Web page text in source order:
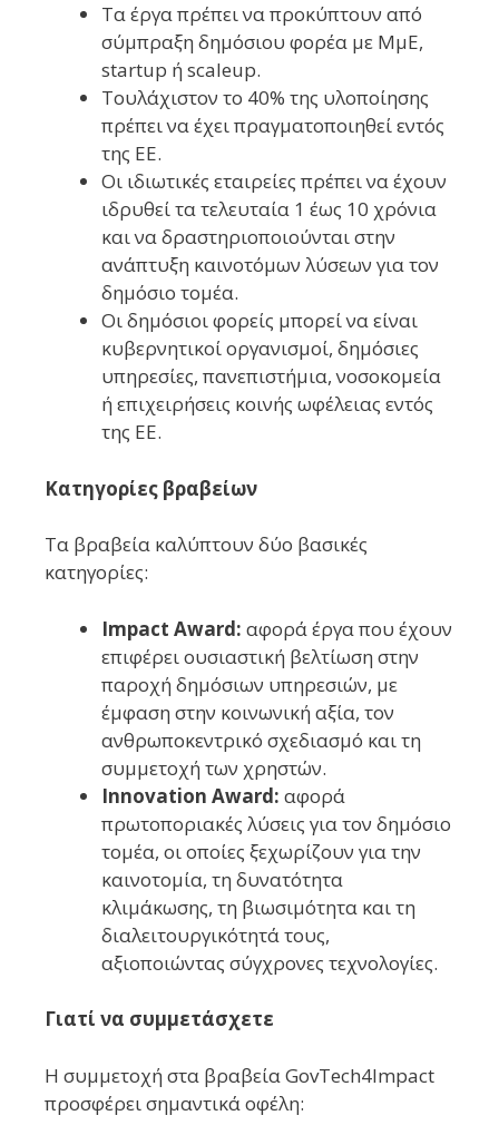
Τα έργα πρέπει να προκύπτουν από
σύμπραξη δημόσιου φορέα με ΜμΕ,
startup ή scaleup.
Τουλάχιστον το 40% της υλοποίησης
πρέπει να έχει πραγματοποιηθεί εντός
της ΕΕ.
Οι ιδιωτικές εταιρείες πρέπει να έχουν
ιδρυθεί τα τελευταία 1 έως 10 χρόνια
και να δραστηριοποιούνται στην
ανάπτυξη καινοτόμων λύσεων για τον
δημόσιο τομέα.
Οι δημόσιοι φορείς μπορεί να είναι
κυβερνητικοί οργανισμοί, δημόσιες
υπηρεσίες, πανεπιστήμια, νοσοκομεία
ή επιχειρήσεις κοινής ωφέλειας εντός
της ΕΕ.
Κατηγορίες βραβείων
Τα βραβεία καλύπτουν δύο βασικές
κατηγορίες:
Impact Award: αφορά έργα που έχουν
επιφέρει ουσιαστική βελτίωση στην
παροχή δημόσιων υπηρεσιών, με
έμφαση στην κοινωνική αξία, τον
ανθρωποκεντρικό σχεδιασμό και τη
συμμετοχή των χρηστών.
Innovation Award: αφορά
πρωτοποριακές λύσεις για τον δημόσιο
τομέα, οι οποίες ξεχωρίζουν για την
καινοτομία, τη δυνατότητα
κλιμάκωσης, τη βιωσιμότητα και τη
διαλειτουργικότητά τους,
αξιοποιώντας σύγχρονες τεχνολογίες.
Γιατί να συμμετάσχετε
Η συμμετοχή στα βραβεία GovTech4Impact
προσφέρει σημαντικά οφέλη: